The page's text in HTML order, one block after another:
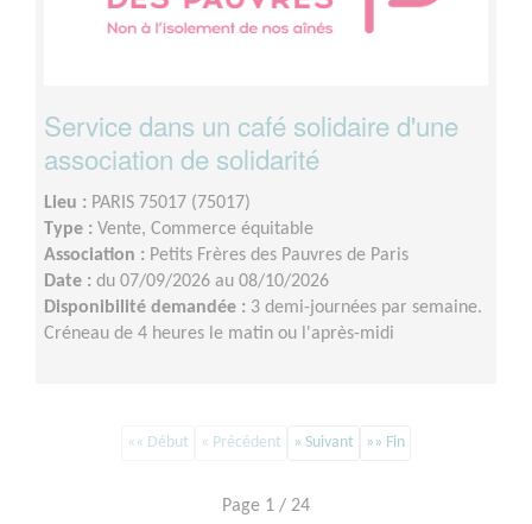
Service dans un café solidaire d'une
association de solidarité
Lieu : PARIS 75017 (75017)
Type : Vente, Commerce équitable
Association : Petits Frères des Pauvres de Paris
Date : du 07/09/2026 au 08/10/2026
Disponibilité demandée : 3 demi-journées par semaine.
Créneau de 4 heures le matin ou l'après-midi
«« Début « Précédent » Suivant »» Fin
Page 1 / 24